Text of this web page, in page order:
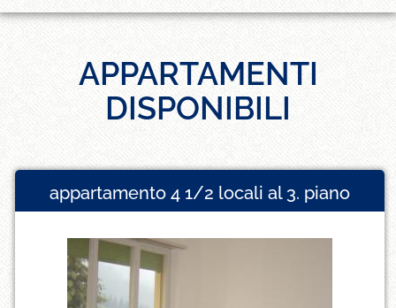
APPARTAMENTI
DISPONIBILI
appartamento 4 1/2 locali al 3. piano